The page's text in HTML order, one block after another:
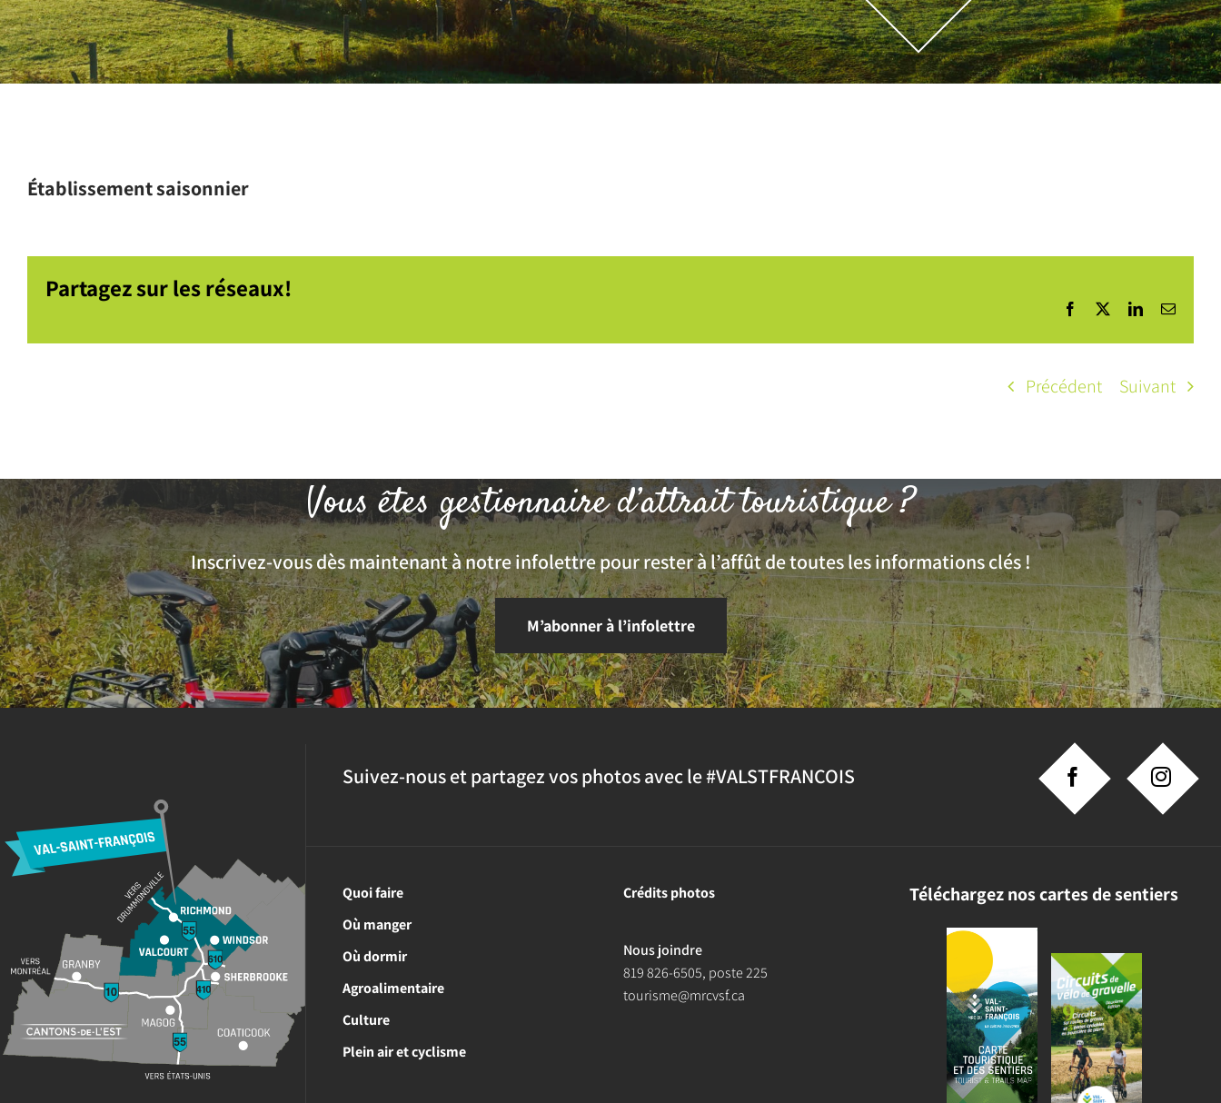
Établissement saisonnier
Partagez sur les réseaux!
Facebook LinkedInCourriel
Précédent Suivant
Vous êtes gestionnaire d’attrait touristique ?
Inscrivez-vous dès maintenant à notre infolettre pour rester à l’affût de toutes les informations clés !
M’abonner à l’infolettre
Suivez-nous et partagez vos photos avec le #VALSTFRANCOIS
Quoi faire
Où manger
Où dormir
Agroalimentaire
Culture
Plein air et cyclisme
Crédits photos
Nous joindre
819 826-6505, poste 225
tourisme@mrcvsf.ca
Téléchargez nos cartes de sentiers